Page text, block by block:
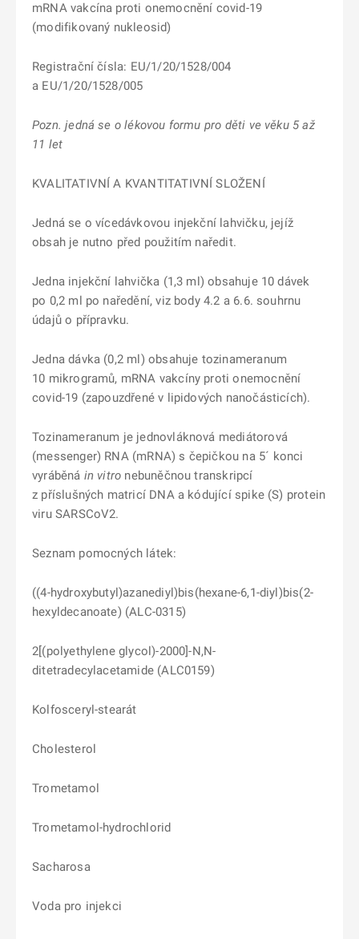
mRNA vakcína proti onemocnění covid-19
(modifikovaný nukleosid)
Registrační čísla: EU/1/20/1528/004
a EU/1/20/1528/005
Pozn. jedná se o lékovou formu pro děti ve věku 5 až
11 let
KVALITATIVNÍ A KVANTITATIVNÍ SLOŽENÍ
Jedná se o vícedávkovou injekční lahvičku, jejíž
obsah je nutno před použitím naředit.
Jedna injekční lahvička (1,3 ml) obsahuje 10 dávek
po 0,2 ml po naředění, viz body 4.2 a 6.6. souhrnu
údajů o přípravku.
Jedna dávka (0,2 ml) obsahuje tozinameranum
10 mikrogramů, mRNA vakcíny proti onemocnění
covid-19 (zapouzdřené v lipidových nanočásticích).
Tozinameranum je jednovláknová mediátorová
(messenger) RNA (mRNA) s čepičkou na 5´ konci
vyráběná in vitro nebuněčnou transkripcí
z příslušných matricí DNA a kódující spike (S) protein
viru SARSCoV2.
Seznam pomocných látek:
((4-hydroxybutyl)azanediyl)bis(hexane-6,1-diyl)bis(2-
hexyldecanoate) (ALC-0315)
2[(polyethylene glycol)-2000]-N,N-
ditetradecylacetamide (ALC0159)
Kolfosceryl-stearát
Cholesterol
Trometamol
Trometamol-hydrochlorid
Sacharosa
Voda pro injekci